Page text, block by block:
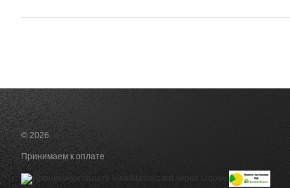
© 2026
Принимаем к оплате